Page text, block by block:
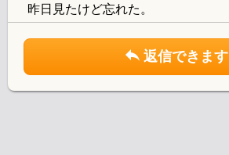
昨日見たけど忘れた。
返信できます